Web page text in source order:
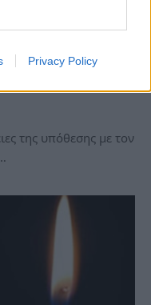
Privacy Policy
από
του 15χρονου
της υπόθεσης με τον